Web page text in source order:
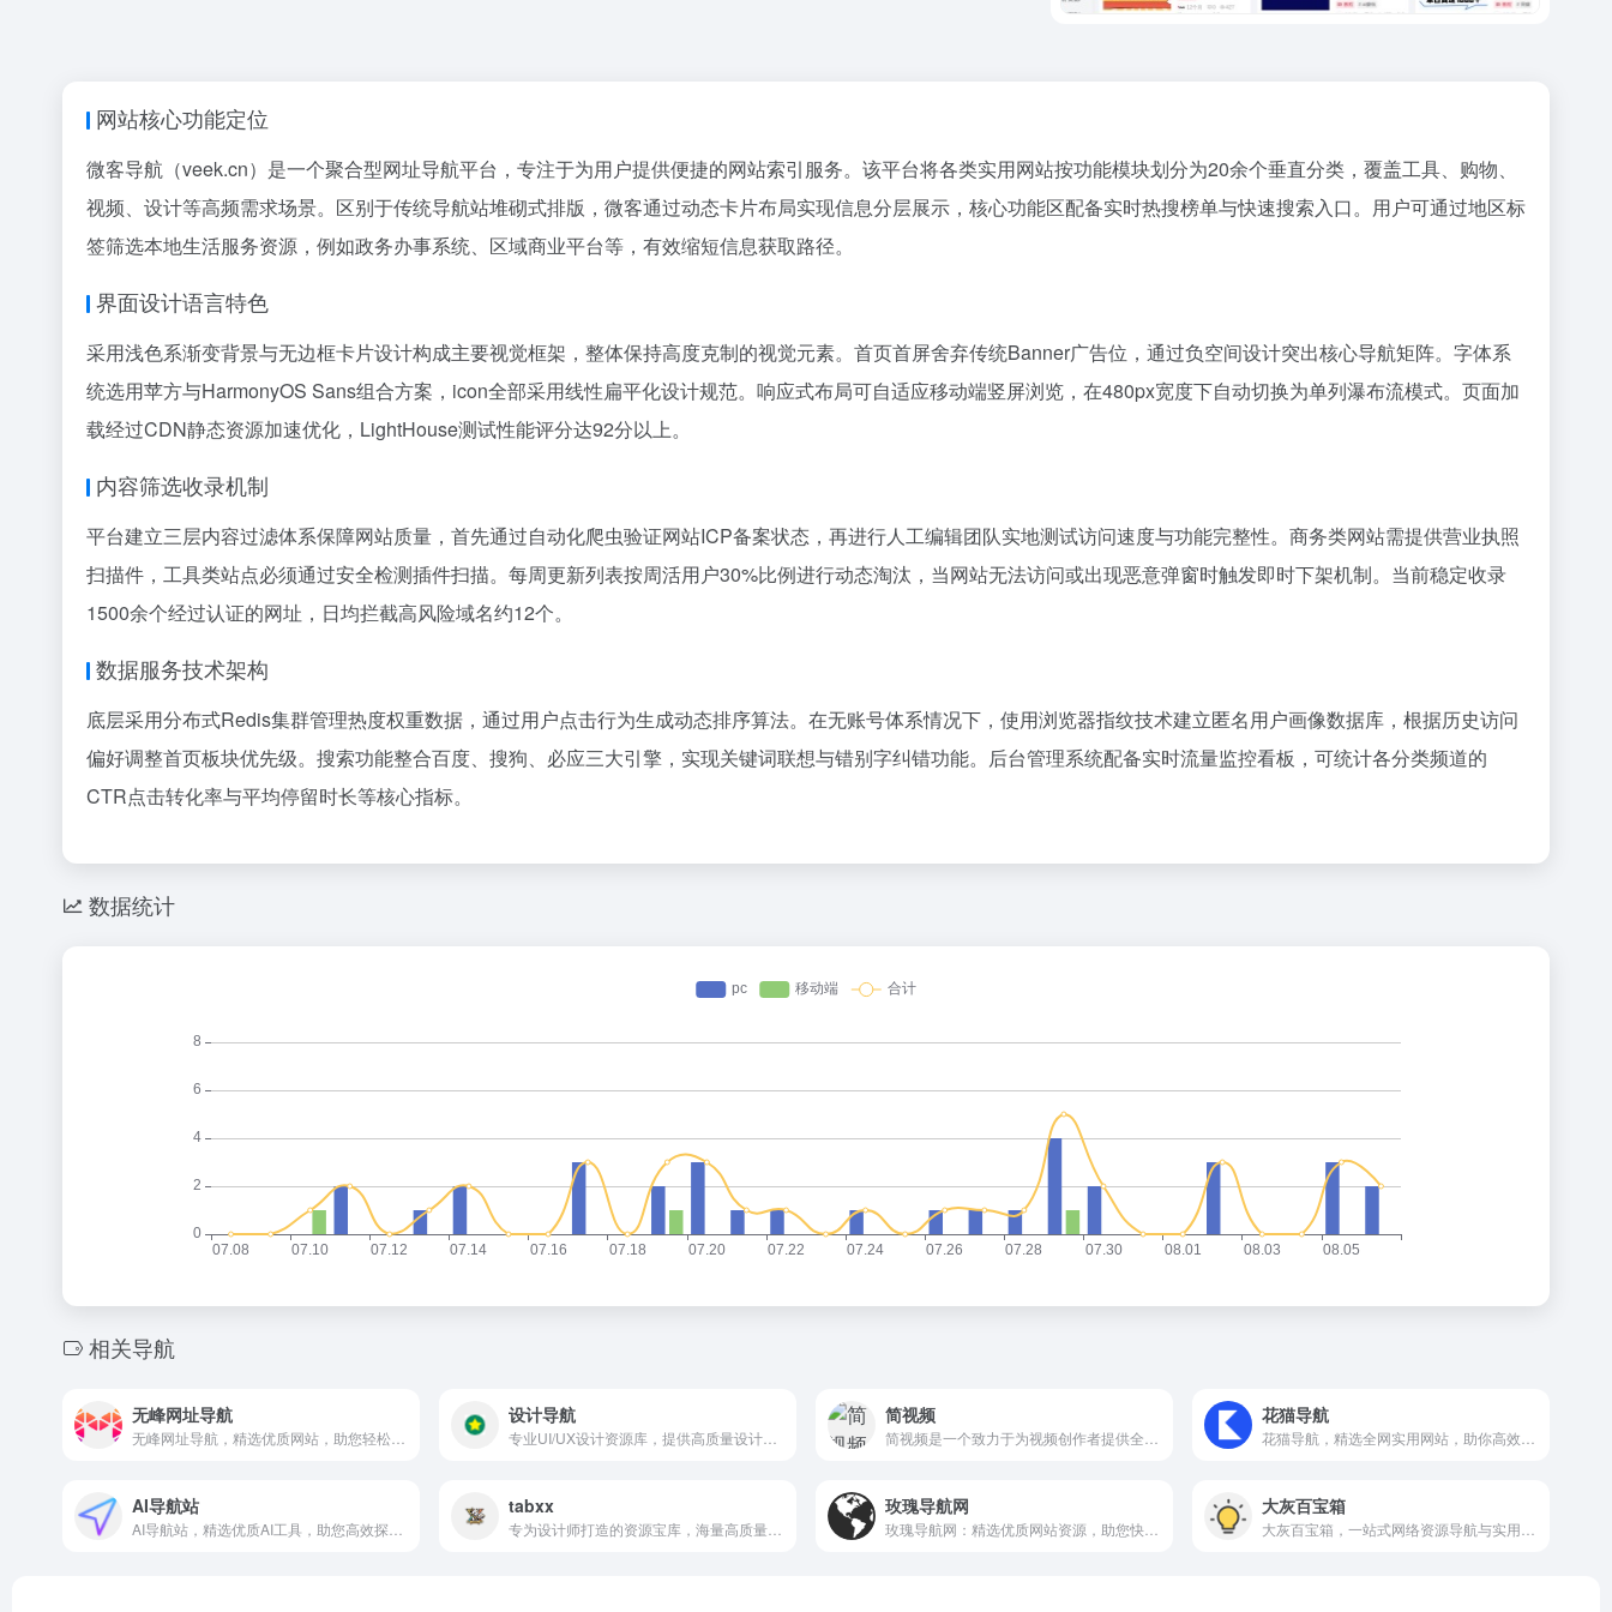
网站核心功能定位
微客导航（veek.cn）是一个聚合型网址导航平台，专注于为用户提供便捷的网站索引服务。该平台将各类实用网站按功能模块划分为20余个垂直分类，覆盖工具、购物、
视频、设计等高频需求场景。区别于传统导航站堆砌式排版，微客通过动态卡片布局实现信息分层展示，核心功能区配备实时热搜榜单与快速搜索入口。用户可通过地区标
签筛选本地生活服务资源，例如政务办事系统、区域商业平台等，有效缩短信息获取路径。
界面设计语言特色
采用浅色系渐变背景与无边框卡片设计构成主要视觉框架，整体保持高度克制的视觉元素。首页首屏舍弃传统Banner广告位，通过负空间设计突出核心导航矩阵。字体系
统选用苹方与HarmonyOS Sans组合方案，icon全部采用线性扁平化设计规范。响应式布局可自适应移动端竖屏浏览，在480px宽度下自动切换为单列瀑布流模式。页面加
载经过CDN静态资源加速优化，LightHouse测试性能评分达92分以上。
内容筛选收录机制
平台建立三层内容过滤体系保障网站质量，首先通过自动化爬虫验证网站ICP备案状态，再进行人工编辑团队实地测试访问速度与功能完整性。商务类网站需提供营业执照
扫描件，工具类站点必须通过安全检测插件扫描。每周更新列表按周活用户30%比例进行动态淘汰，当网站无法访问或出现恶意弹窗时触发即时下架机制。当前稳定收录
1500余个经过认证的网址，日均拦截高风险域名约12个。
数据服务技术架构
底层采用分布式Redis集群管理热度权重数据，通过用户点击行为生成动态排序算法。在无账号体系情况下，使用浏览器指纹技术建立匿名用户画像数据库，根据历史访问
偏好调整首页板块优先级。搜索功能整合百度、搜狗、必应三大引擎，实现关键词联想与错别字纠错功能。后台管理系统配备实时流量监控看板，可统计各分类频道的
CTR点击转化率与平均停留时长等核心指标。
数据统计
相关导航
无峰网址导航 设计导航 简视频 花猫导航
AI导航站 tabxx 玫瑰导航网 大灰百宝箱